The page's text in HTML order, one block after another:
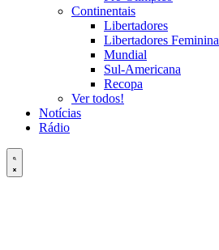
Continentais
Libertadores
Libertadores Feminina
Mundial
Sul-Americana
Recopa
Ver todos!
Notícias
Rádio